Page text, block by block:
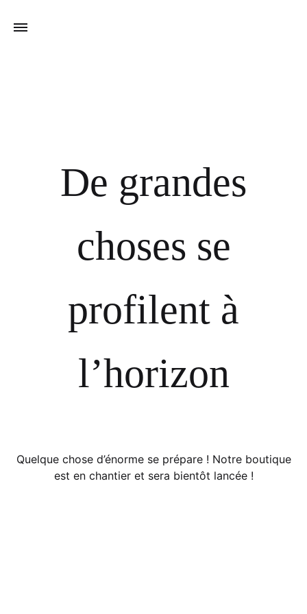
De grandes
choses se
profilent à
l’horizon
Quelque chose d’énorme se prépare ! Notre boutique
est en chantier et sera bientôt lancée !